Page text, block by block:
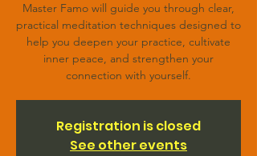
Master Famo will guide you through clear,
practical meditation techniques designed to
help you deepen your practice, cultivate
inner peace, and strengthen your
connection with yourself.
Registration is closed
See other events